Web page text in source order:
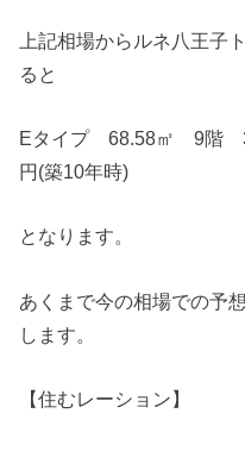
上記相場からルネ八王子
ると
Eタイプ 68.58㎡ 9階
円(築10年時)
となります。
あくまで今の相場での予
します。
【住むレーション】